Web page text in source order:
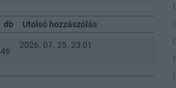
db Utolsó hozzászólás
2026. 07. 25. 23:01